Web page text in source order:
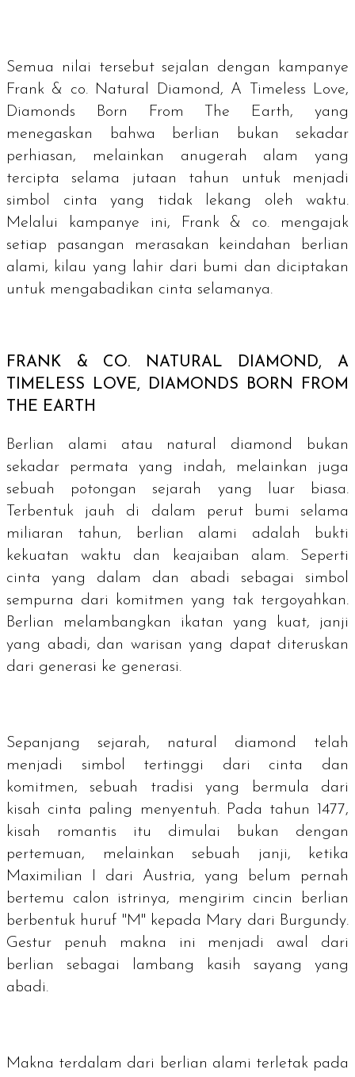
Semua nilai tersebut sejalan dengan kampanye
Frank & co. Natural Diamond, A Timeless Love,
Diamonds Born From The Earth, yang
menegaskan bahwa berlian bukan sekadar
perhiasan, melainkan anugerah alam yang
tercipta selama jutaan tahun untuk menjadi
simbol cinta yang tidak lekang oleh waktu.
Melalui kampanye ini, Frank & co. mengajak
setiap pasangan merasakan keindahan berlian
alami, kilau yang lahir dari bumi dan diciptakan
untuk mengabadikan cinta selamanya.
FRANK & CO. NATURAL DIAMOND, A
TIMELESS LOVE, DIAMONDS BORN FROM
THE EARTH
Berlian alami atau natural diamond
bukan
sekadar permata yang indah, melainkan juga
sebuah potongan sejarah yang luar biasa.
Terbentuk jauh di dalam perut bumi selama
miliaran tahun, berlian alami adalah bukti
kekuatan waktu dan keajaiban alam. Seperti
cinta yang dalam dan abadi sebagai simbol
sempurna dari komitmen yang tak tergoyahkan.
Berlian melambangkan ikatan yang kuat, janji
yang abadi, dan warisan yang dapat diteruskan
dari generasi ke generasi.
Sepanjang sejarah, natural diamond telah
menjadi simbol tertinggi dari cinta dan
komitmen, sebuah tradisi yang bermula dari
kisah cinta paling menyentuh. Pada tahun 1477,
kisah romantis itu dimulai bukan dengan
pertemuan, melainkan sebuah janji, ketika
Maximilian I dari Austria, yang belum pernah
bertemu calon istrinya, mengirim cincin berlian
berbentuk huruf "M" kepada Mary dari Burgundy.
Gestur penuh makna ini menjadi awal dari
berlian sebagai lambang kasih sayang yang
abadi.
Makna terdalam dari berlian alami terletak pada